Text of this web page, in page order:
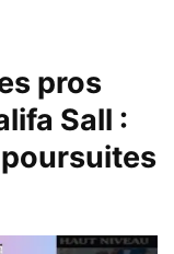
pros
Sall :
poursuites